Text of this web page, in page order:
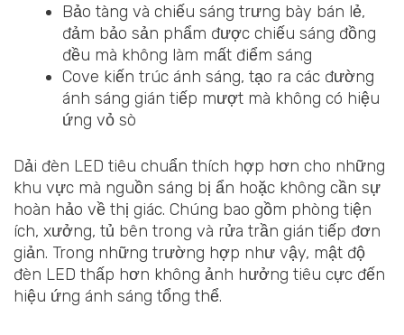
Bảo tàng và chiếu sáng trưng bày bán lẻ,
đảm bảo sản phẩm được chiếu sáng đồng
đều mà không làm mất điểm sáng
Cove kiến trúc ánh sáng, tạo ra các đường
ánh sáng gián tiếp mượt mà không có hiệu
ứng vỏ sò
Dải đèn LED tiêu chuẩn thích hợp hơn cho những
khu vực mà nguồn sáng bị ẩn hoặc không cần sự
hoàn hảo về thị giác. Chúng bao gồm phòng tiện
ích, xưởng, tủ bên trong và rửa trần gián tiếp đơn
giản. Trong những trường hợp như vậy, mật độ
đèn LED thấp hơn không ảnh hưởng tiêu cực đến
hiệu ứng ánh sáng tổng thể.